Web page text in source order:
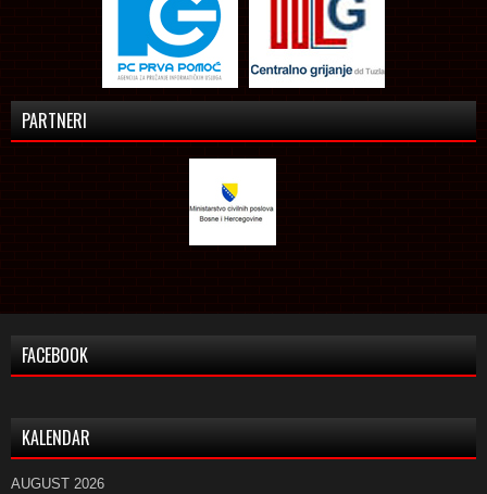
PARTNERI
FACEBOOK
KALENDAR
AUGUST 2026